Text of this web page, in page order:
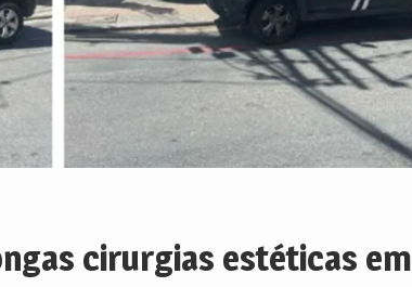
cirurgias estéticas em